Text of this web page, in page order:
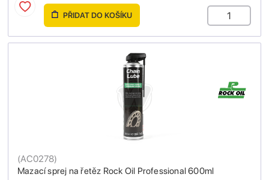
PŘIDAT DO KOŠÍKU
Mazací sprej na řetěz Rock Oil Professional 600ml
(AC0278)